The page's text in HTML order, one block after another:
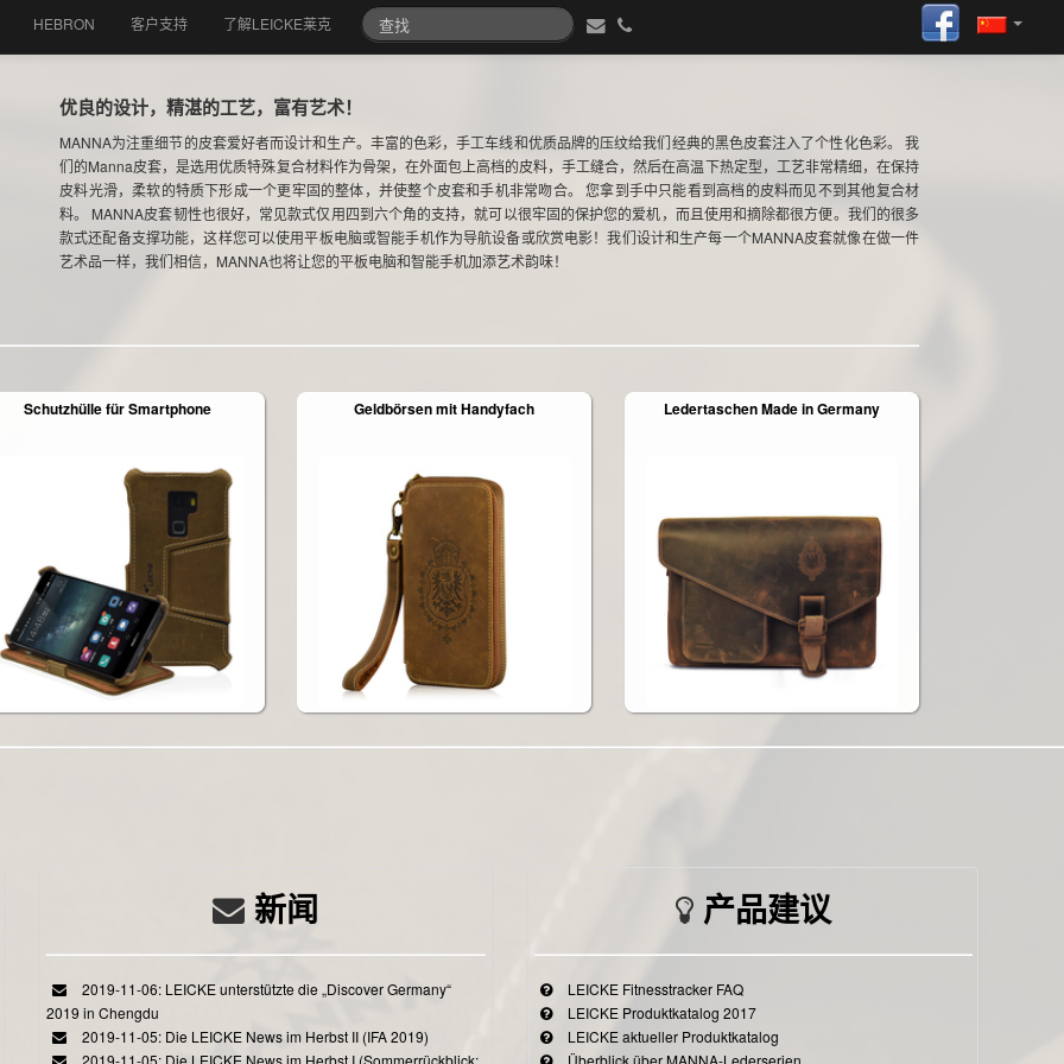
HEBRON 客户支持 了解LEICKE莱克
优良的设计，精湛的工艺，富有艺术！
MANNA为注重细节的皮套爱好者而设计和生产。丰富的色彩，手工车线和优质品牌的压纹给我们经典的黑色皮套注入了个性化色彩。 我
们的Manna皮套，是选用优质特殊复合材料作为骨架，在外面包上高档的皮料，手工缝合，然后在高温下热定型，工艺非常精细，在保持
皮料光滑，柔软的特质下形成一个更牢固的整体，并使整个皮套和手机非常吻合。 您拿到手中只能看到高档的皮料而见不到其他复合材
料。 MANNA皮套韧性也很好，常见款式仅用四到六个角的支持，就可以很牢固的保护您的爱机，而且使用和摘除都很方便。我们的很多
款式还配备支撑功能，这样您可以使用平板电脑或智能手机作为导航设备或欣赏电影！我们设计和生产每一个MANNA皮套就像在做一件
艺术品一样，我们相信，MANNA也将让您的平板电脑和智能手机加添艺术韵味！
Schutzhülle für Smartphone Geldbörsen mit Handyfach Ledertaschen Made in Germany
新闻
2019-11-06: LEICKE unterstützte die „Discover Germany“
2019 in Chengdu
2019-11-05: Die LEICKE News im Herbst II (IFA 2019)
产品建议
LEICKE Fitnesstracker FAQ
LEICKE Produktkatalog 2017
LEICKE aktueller Produktkatalog